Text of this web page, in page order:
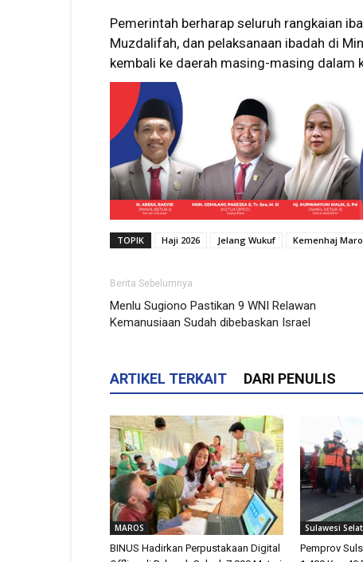
Pemerintah berharap seluruh rangkaian
Muzdalifah, dan pelaksanaan ibadah di
kembali ke daerah masing-masing dalam
TOPIK Haji 2026 Jelang Wukuf Kemenhaj
Berita Sebelumnya
Menlu Sugiono Pastikan 9 WNI Relawan
Kemanusiaan Sudah dibebaskan Israel
ARTIKEL TERKAIT DARI PENULIS
MAROS
BINUS Hadirkan Perpustakaan Digital
Sulawesi
Pemprov